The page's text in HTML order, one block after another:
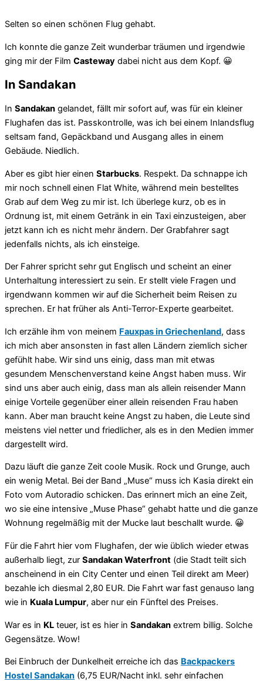
Selten so einen schönen Flug gehabt.
Ich konnte die ganze Zeit wunderbar träumen und irgendwie
ging mir der Film Casteway dabei nicht aus dem Kopf. 😀
In Sandakan
In Sandakan gelandet, fällt mir sofort auf, was für ein kleiner
Flughafen das ist. Passkontrolle, was ich bei einem Inlandsflug
seltsam fand, Gepäckband und Ausgang alles in einem
Gebäude. Niedlich.
Aber es gibt hier einen Starbucks. Respekt. Da schnappe ich
mir noch schnell einen Flat White, während mein bestelltes
Grab auf dem Weg zu mir ist. Ich überlege kurz, ob es in
Ordnung ist, mit einem Getränk in ein Taxi einzusteigen, aber
jetzt kann ich es nicht mehr ändern. Der Grabfahrer sagt
jedenfalls nichts, als ich einsteige.
Der Fahrer spricht sehr gut Englisch und scheint an einer
Unterhaltung interessiert zu sein. Er stellt viele Fragen und
irgendwann kommen wir auf die Sicherheit beim Reisen zu
sprechen. Er hat früher als Anti-Terror-Experte gearbeitet.
Ich erzähle ihm von meinem Fauxpas in Griechenland, dass
ich mich aber ansonsten in fast allen Ländern ziemlich sicher
gefühlt habe. Wir sind uns einig, dass man mit etwas
gesundem Menschenverstand keine Angst haben muss. Wir
sind uns aber auch einig, dass man als allein reisender Mann
einige Vorteile gegenüber einer allein reisenden Frau haben
kann. Aber man braucht keine Angst zu haben, die Leute sind
meistens viel netter und friedlicher, als es in den Medien immer
dargestellt wird.
Dazu läuft die ganze Zeit coole Musik. Rock und Grunge, auch
ein wenig Metal. Bei der Band „Muse“ muss ich Kasia direkt ein
Foto vom Autoradio schicken. Das erinnert mich an eine Zeit,
wo sie eine intensive „Muse Phase“ gehabt hatte und die ganze
Wohnung regelmäßig mit der Mucke laut beschallt wurde. 😀
Für die Fahrt hier vom Flughafen, der wie üblich wieder etwas
außerhalb liegt, zur Sandakan Waterfront (die Stadt teilt sich
anscheinend in ein City Center und einen Teil direkt am Meer)
bezahle ich diesmal 2,80 EUR. Die Fahrt war fast genauso lang
wie in Kuala Lumpur, aber nur ein Fünftel des Preises.
War es in KL teuer, ist es hier in Sandakan extrem billig. Solche
Gegensätze. Wow!
Bei Einbruch der Dunkelheit erreiche ich das Backpackers
Hostel Sandakan (6,75 EUR/Nacht inkl. sehr einfachen